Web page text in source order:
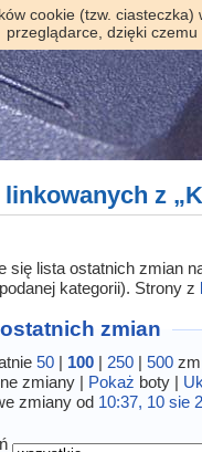
cookie (tzw.
przeglądarce, dzięki
z
się lista ostatnich zmian
kategorii). Strony z
zmian
50| 100| 250| 500
zmiany | Pokaż boty |
zmiany od 10:37, 10 sie